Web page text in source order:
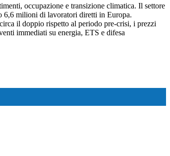
occupazione e transizione climatica. Il settore
6,6 milioni di lavoratori diretti in Europa.
il doppio rispetto al periodo pre-crisi, i prezzi
immediati su energia, ETS e difesa